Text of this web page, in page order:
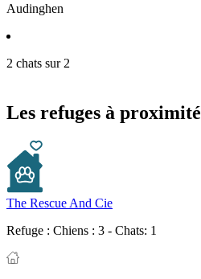
Audinghen
2 chats sur 2
Les refuges à proximité
The Rescue And Cie
Refuge : Chiens : 3 - Chats: 1